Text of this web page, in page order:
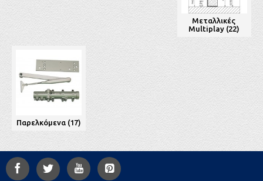
Μεταλλικές
Multiplay (22)
Παρελκόμενα (17)